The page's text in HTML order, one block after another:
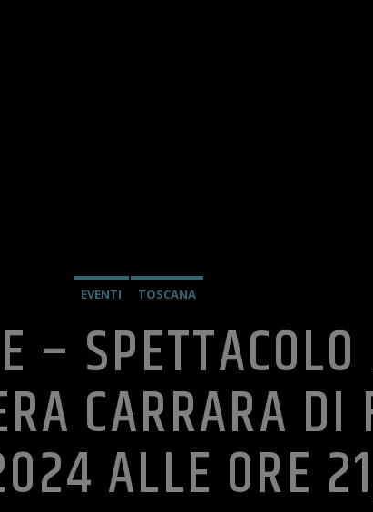
EVENTI TOSCANA
–
CARRARA
ALLE ORE